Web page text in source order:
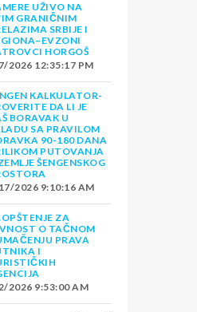
UŽIVO NA
GRANIČNIM
SRBIJE I
HORGOŠ
2026 12:35:17 PM
KALKULATOR-
DA LI JE
BORAVAK U
SA PRAVILOM
90-180 DANA
PUTOVANJA
ŠENGENSKOG
2026 9:10:16 AM
ZA
O TAČNOM
PRAVA
I
2026 9:53:00 AM